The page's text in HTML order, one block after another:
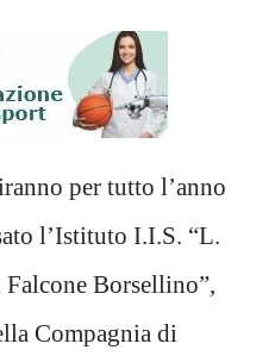
per tutto l’anno
l’Istituto I.I.S. “L.
Borsellino”,
Compagnia di